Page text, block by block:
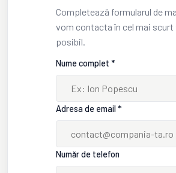
Completează formularul de
vom contacta în cel mai
posibil.
Nume complet *
Adresa de email *
Număr de telefon